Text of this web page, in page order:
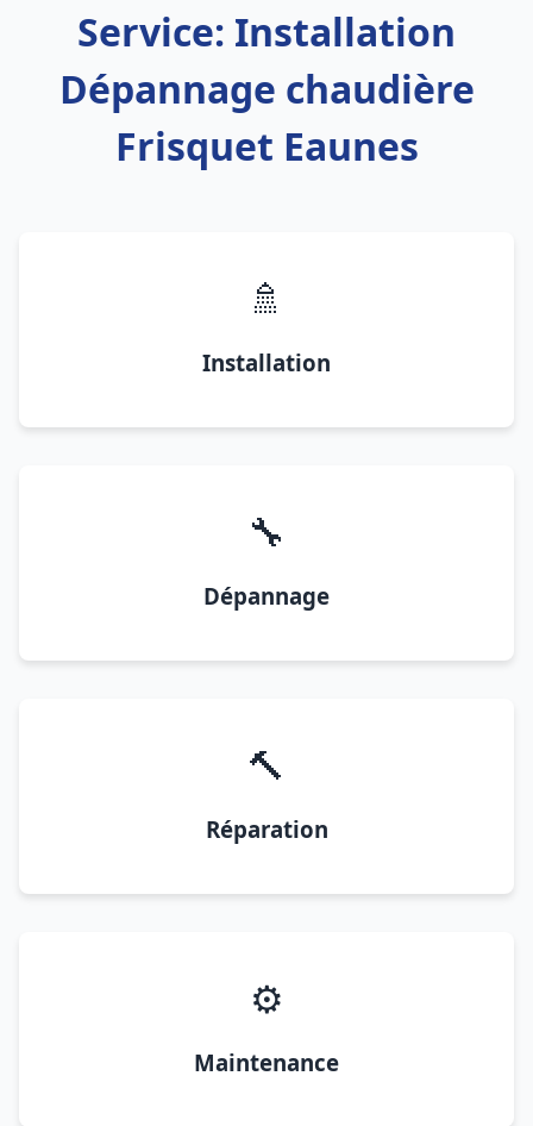
Service: Installation
Dépannage chaudière
Frisquet Eaunes
🚿
Installation
🔧
Dépannage
🔨
Réparation
⚙️
Maintenance